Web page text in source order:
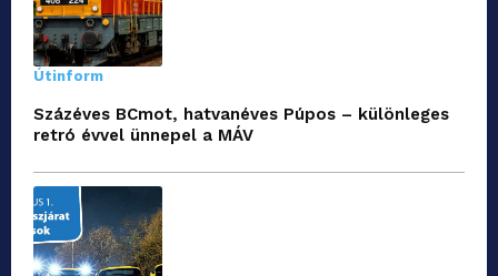
Útinform
Százéves BCmot, hatvanéves Púpos – különleges
retró évvel ünnepel a MÁV